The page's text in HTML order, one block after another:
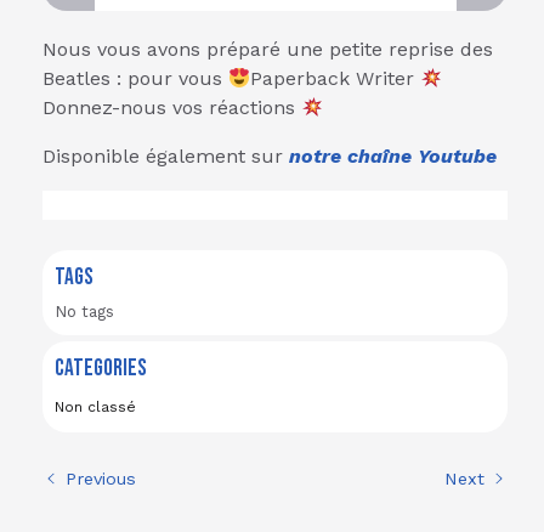
Nous vous avons préparé une petite reprise des
Beatles : pour vous
Paperback Writer
Donnez-nous vos réactions
Disponible également sur notre chaîne Youtube
TAGS
No tags
CATEGORIES
Non classé
Previous Next